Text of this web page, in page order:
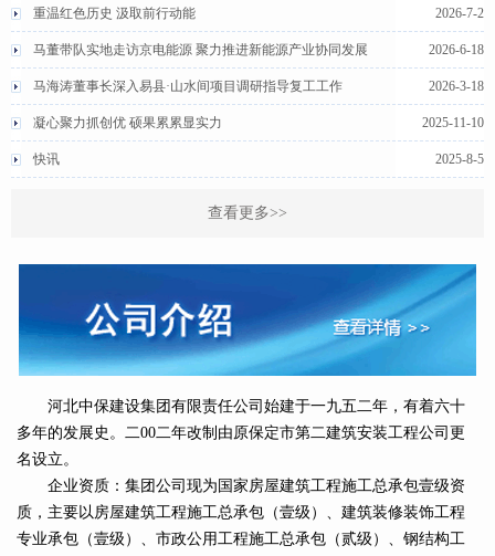
重温红色历史 汲取前行动能 2026-7-2
马董带队实地走访京电能源 聚力推进新能源产业协同发展 2026-6-18
马海涛董事长深入易县·山水间项目调研指导复工工作 2026-3-18
凝心聚力抓创优 硕果累累显实力 2025-11-10
快讯 2025-8-5
查看更多>>
河北中保建设集团有限责任公司始建于一九五二年，有着六十
多年的发展史。二00二年改制由原保定市第二建筑安装工程公司更
名设立。
企业资质：集团公司现为国家房屋建筑工程施工总承包壹级资
质，主要以房屋建筑工程施工总承包（壹级）、建筑装修装饰工程
专业承包（壹级）、市政公用工程施工总承包（贰级）、钢结构工